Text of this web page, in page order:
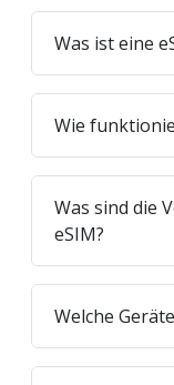
Was ist eine
Wie
Was sind die
eSIM?
Welche